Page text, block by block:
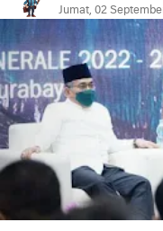
Jumat, 02